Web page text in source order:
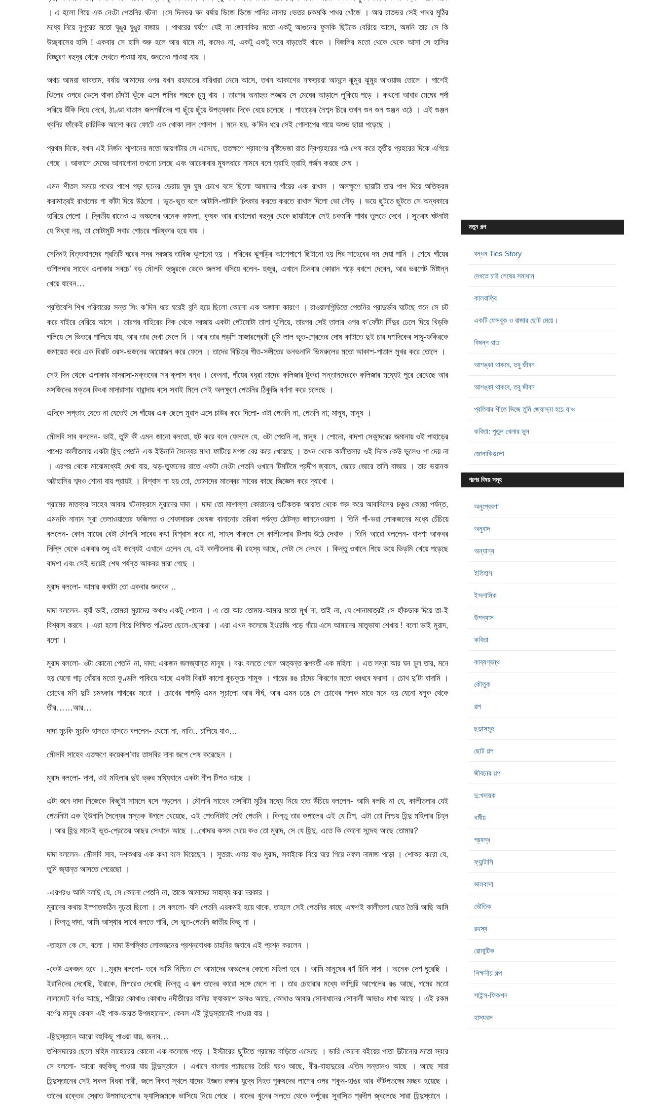
। এ হলো গিয়ে এক নেংটা পেতনির ঘটনা ।সে দিনভর ঘন বর্ষায় ভিজে ভিজে পানির নালার ভেতর চকমকি পাথর খোঁজে । আর রাতভর সেই পাথর মুঠির
মধ্যে নিয়ে নূপুরের মতো ঘুঙুর ঘুঙুর বাজায় । পাথরের ঘর্ষণে যেই না জোনাকির মতো একটু আগুনের ফুলকি ছিটকে বেরিয়ে আসে, অমনি তার সে কি
উচ্ছ্বাসের হাসি ! একবার সে হাসি শুরু হলে আর থামে না, কমেও না, একটু একটু করে বাড়তেই থাকে । বিজলির মতো থেকে থেকে আসা সে হাসির
বিচ্ছুরণ বহুদূর থেকে দেখতে পাওয়া যায়, শুনতেও পাওয়া যায় ।
অথচ আমরা ভাবতাম, বর্ষায় আমাদের ওপর যখন রহমতের বারিধারা নেমে আসে, তখন আকাশের নক্ষত্ররা আনন্দে ঝুমুর ঝুমুর আওয়াজ তোলে । পাশেই
ঝিলের ওপরে ভেসে থাকা চাঁদটা ঝুঁকে এসে পানির পদ্মকে চুমু খায় । তারপর অনাহুত লজ্জায় সে মেঘের আড়ালে লুকিয়ে পড়ে । কখনো আবার মেঘের পর্দা
সরিয়ে উঁকি দিয়ে দেখে, ঠাণ্ডা বাতাস জলপরীদের গা ছুঁয়ে ছুঁয়ে উপত্যকার দিকে ধেয়ে চলেছে । পাহাড়ের নৈশব্দ চিরে তখন গুন গুন গুঞ্জন ওঠে । এই গুঞ্জন
ধ্বনির ফাঁকেই চারিদিক আলো করে ফোটে এক থোকা লাল গোলাপ । মনে হয়, ক’দিন ধরে সেই গোলাপের গায়ে অশুভ ছায়া পড়েছে ।
প্রথম দিকে, যখন এই নির্জন শ্মশানের মতো জায়গাটায় সে এসেছে, ততক্ষণে শ্রাবণের বৃষ্টিভেজা রাত দ্বিপ্রহরের পাঠ শেষ করে তৃতীয় প্রহরের দিকে এগিয়ে
গেছে । আকাশে মেঘের আনাগোনা তখনো চলছে এবং আরেকবার মুষলধারে নামবে বলে ত্রাহি ত্রাহি গর্জন করছে মেঘ ।
এমন শীতল সময়ে পথের পাশে গড়া ছনের ডেরায় ঘুম ঘুম চোখে বসে ছিলো আমাদের গাঁয়ের এক রাখাল । অলক্ষুণে ছায়াটা তার পাশ দিয়ে অতিক্রম
করামাত্রই রাখালের গা কাঁটা দিয়ে উঠলো । ভূত-ভূত বলে আটালি-পাটালি চিৎকার করতে করতে রাখাল দিলো ভো দৌড় । ভয়ে ছুটতে ছুটতে সে অন্ধকারে
হারিয়ে গেলো । দ্বিতীয় রাতেও এ অঞ্চলের অনেক কামলা, কৃষক আর রাখালেরা বহুদূর থেকে ছায়াটাকে সেই চকমকি পাথর তুলতে দেখে । সুতরাং ঘটনাটা
যে মিথ্যা নয়, তা মোটামুটি সবার গোচরে পরিষ্কার হয়ে যায় ।
সেদিনই বিত্তবানদের প্রতিটি ঘরের সদর দরজায় তাবিজ ঝুলানো হয় । গরিবের ঝুপড়ির আশেপাশে ছিটানো হয় পির সাহেবের দম দেয়া পানি । শেষে গাঁয়ের
তশিলদার সাহেব এলাকার সবচে’ বড় মৌলবি হুজুরকে ডেকে জলসা বসিয়ে বলেন- হুজুর, এখানে তিনবার কোরান পড়ে বখশে দেবেন, আর ভরপেট মিষ্টান্ন
খেয়ে যাবেন…
প্রতিবেশি শিখ পরিবারের সন্ত সিং ক’দিন ধরে ঘরেই বন্দি হয়ে ছিলো কোনো এক অজানা কারণে । রাওয়ালপিন্ডিতে পেতনির প্রাদুর্ভাব ঘটেছে শুনে সে চট
করে বাইরে বেরিয়ে আসে । তারপর বাহিরের দিক থেকে দরজায় একটা পেটমোটা তালা ঝুলিয়ে, তারপর সেই তালার ওপর ক’ফোঁটা সিঁদুর ঢেলে দিয়ে খিড়কি
গলিয়ে সে ভিতরে পালিয়ে যায়, আর তার দেখা মেলে নি । আর তার পড়শি মাজারপ্রেমী চুমি লাল ভূত-প্রেতের দোষ কাটাতে দুই চার দশদিকের সাধু-ফকিরকে
জমায়েত করে এক বিরাট ওরস-ভজনের আয়োজন করে ফেলে । তাদের বিচিত্র গীত-সঙ্গীতের ভনভনানি ভিমরুলের মতো আকাশ-পাতাল মুখর করে তোলে ।
সেই দিন থেকে এলাকার মাদরাসা-মক্তবের সব ক্লাস বন্ধ । কেননা, গাঁয়ের বধূরা তাদের কলিজার টুকরা সন্তানদেরকে কলিজার মধ্যেই পুরে রেখেছে আর
মসজিদের মক্তব কিংবা মাদারাসার বারান্দায় বসে সবাই মিলে সেই অলক্ষুণে পেতনির ঠিকুজি বর্ণনা করে চলেছে ।
এদিকে সপ্তাহ যেতে না যেতেই সে গাঁয়ের এক ছেলে মুরাদ এসে চাউর করে দিলো- ওটা পেতনি না, পেতনি না; মানুষ, মানুষ ।
মৌলবি সাব বললেন- ভাই, তুমি কী এমন জানো বলতো, হুট করে বলে ফেললে যে, ওটা পেতনি না, মানুষ । শোনো, বাদশা সেকান্দরের জমানায় ওই পাহাড়ের
পাশের কালীতলায় একটা হিন্দু পেতনি এক ইউনানি সৈন্যের মাথা ফাটিয়ে মগজ বের করে খেয়েছে । তখন থেকে কালীতলার ওই দিকে কেউ ভুলেও পা দেয় না
। এরপর থেকে মাঝেমধ্যেই দেখা যায়, ঝড়-তুফানের রাতে একটা নেংটা পেতনি ওখানে টিমটিমে প্রদীপ জ্বালে, জোরে জোরে তালি বাজায় । তার ভয়ানক
অট্টহাসির শব্দও শোনা যায় প্রায়ই । বিশ্বাস না হয় তো, তোমাদের মাতব্বর সাবের কাছে জিজ্ঞেস করে দ্যাখো ।
গ্রামের মাতব্বর সাহেব আবার ঘটনাক্রমে মুরাদের দাদা । দাদা তো মাশাল্লা কোরানের গুটিকতক আয়াত থেকে শুরু করে আবাবিলের চঞ্চুর কেচ্ছা পর্যন্ত,
এমনকি নানান সুরা তেলাওয়াতের ফজিলত ও শেফাদায়ক ভেষজ বানানোর তরিকা পর্যন্ত ঠোটস্ত জাননেওয়ালা । তিনি গাঁ-ভরা লোকজনের মধ্যে চেঁচিয়ে
বললেন- কোন মায়ের বেটা মৌলবি সাবের কথা বিশ্বাস করে না, সাহস থাকলে সে কালীতলার টিলায় উঠে দেখাক । তিনি আরো বললেন- বাদশা আকবর
দিল্লি থেকে একবার শুধু এই জন্যেই এখানে এলেন যে, এই কালীতলায় কী রহস্য আছে, সেটা সে দেখবে । কিন্তু ওখানে গিয়ে ভয়ে ভিড়মি খেয়ে পড়েছে
বাদশা এবং সেই ভয়েই শেষ পর্যন্ত আকবর মারা গেছে ।
মুরাদ বললো- আমার কথাটা তো একবার শুনবেন ..
দাদা বললেন- হ্যাঁ ভাই, তোমরা মুরাদের কথাও একটু শোনো । এ তো আর তোমার-আমার মতো মূর্খ না, তাই না, যে শোনামাত্রই সে হাঁকডাক দিয়ে তা-ই
বিশ্বাস করবে । এরা হলো গিয়ে শিক্ষিত পণ্ডিত ছেলে-ছোকরা । এরা এখন কলেজে ইংরেজি পড়ে গাঁয়ে এসে আমাদের মাতৃভাষা শেখায় ! বলো ভাই মুরাদ,
বলো ।
মুরাদ বললো- ওটা কোনো পেতনি না, দাদা; একজন জলজ্যান্ত মানুষ । বরং বলতে গেলে অত্যন্ত রূপবতী এক মহিলা । এত লম্বা আর ঘন চুল তার, মনে
হয় যেনো গাঢ় ধোঁয়ার মতো কুণ্ডলি পাকিয়ে আছে একটা বিরাট কালো কুচকুচে শামুক । গায়ের রঙ চাঁদের কিরণের মতো ধবধবে ফরসা । চোখ দু’টা বাদামি ।
চোখের মণি দুটি চমৎকার পাথরের মতো । চোখের পাপড়ি এমন সূচালো আর দীর্ঘ, আর এমন ঢঙে সে চোখের পলক মারে মনে হয় যেনো ধনুক থেকে
তীর……আর…
দাদা মুচকি মুচকি হাসতে হাসতে বললেন- থেমো না, নাতি.. চালিয়ে যাও…
মৌলবি সাহেব এতক্ষণে কয়েকশ’বার তাসবির দানা জপে শেষ করেছেন ।
মুরাদ বললো- দাদা, ওই মহিলার দুই ভ্রুর মধ্যিখানে একটা নীল টিপও আছে ।
এটা শুনে দাদা নিজেকে কিছুটা সামলে বসে পড়লেন । মৌলবি সাহেব তসবিটা মুঠির মধ্যে নিয়ে হাত উঁচিয়ে বললেন- আমি বলছি না যে, কালীতলার যেই
পেতনিটা এক ই্উনানি সৈন্যের মস্তক উগলে খেয়েছে, এই পেতনিটাই সেই পেতনি । কিন্তু তার কপালের এই যে টিপ, এটা তো নিশ্চয় হিন্দু মহিলার চিহ্ন
। আর হিন্দু মানেই ভূত-প্রেতের আছর সেখানে আছে ।..খোদার কসম খেয়ে কও তো মুরাদ, সে যে হিন্দু, এতে কি কোনো সন্দেহ আছে তোমার?
দাদা বললেন- মৌলবি সাব, দশকথার এক কথা বলে দিয়েছেন । সুতরাং এবার যাও মুরাদ, সবাইকে নিয়ে ঘরে গিয়ে নফল নামাজ পড়ো । শোকর করো যে,
তুমি জ্যান্ত আসতে পেরেছো ।
-এরপরও আমি বলছি যে, সে কোনো পেতনি না, তাকে আমাদের সাহায্য করা দরকার ।
মুরাদের কথায় ইস্পাতকঠিন দৃঢ়তা ছিলো । সে বললো- যদি পেতনি এরকমই হয়ে থাকে, তাহলে সেই পেতনির কাছে এক্ষণই কালীতলা যেতে তৈরি আছি আমি
। কিন্তু দাদা, আমি আস্থার সাথে বলতে পারি, সে ভূত-পেতনি জাতীয় কিছু না ।
-তাহলে কে সে, বলো । দাদা উপস্থিত লোকজনের প্রশ্নবোধক চাহনির জবাবে এই প্রশ্ন করলেন ।
-কেউ একজন হবে ।..মুরাদ বললো- তবে আমি নিশ্চিত সে আমাদের অঞ্চলের কোনো মহিলা হবে । আমি মানুষের বর্ণ চিনি দাদা । অনেক দেশ ঘুরেছি ।
ইরানিদের দেখেছি, ইরাকে, মিশরেও দেখেছি কিন্তু এ রূপ তাদের কারো সঙ্গে মেলে না । তার চেহারার মধ্যে কাশ্মিরি আপেলের রঙ আছে, গমের মতো
লালমেটে বর্ণও আছে, শরীরের কোথাও কোথাও নদীতীরের বালির ফ্যাকাশে ভাবও আছে, কোথাও আবার সোনাধানের সোনালী আভাও মাখা আছে । এই রকম
বর্ণের মানুষ কেবল এই পাক-ভারত উপমহাদেশে, কেবল এই হিন্দুস্তানেই পাওয়া যায় ।
-হিন্দুস্তানে আরো বহুকিছু পাওয়া যায়, জনাব…
তশিলদারের ছেলে মহিম লাহোরের কোনো এক কলেজে পড়ে । ইস্টারের ছুটিতে গ্রামের বাড়িতে এসেছে । ভারি কোনো বইয়ের পাতা উল্টানোর মতো স্বরে
সে বললো- আরো বহুকিছু পাওয়া যায় হিন্দুস্তানে । এখানে বাংলার পচাছনের তৈরি ঘরও আছে, বীর-বাহাদুরের এতিম সন্তানও আছে । আছে সারা
হিন্দুস্তানের সেই সকল বিধবা নারী, জলে কিংবা স্থলে যাদের ইজ্জত রক্ষার যুদ্ধে নিহত পুরুষদের লাশের ওপর শকুন-হাঙর আর কীটপতঙ্গের মচ্ছব হয়েছে ।
তাদের রক্তের স্রোত উপমাহদেশের ফ্যাসিজমকে ভাসিয়ে নিয়ে গেছে । যাদের খুনের সলতে থেকে কর্পুরের সুবাসিত প্রদীপ জ্বলেছে সারা হিন্দুস্তানে ।
নতুন গল্প
বন্ধন Ties Story
দেখতে চাই শেষের সমাধান
কালরাত্রি
একটি ফেসবুক ও রাজার ছোট মেয়ে।
বিষন্ন রাত
আশঙ্কা থাকবে, তবু জীবন
আশঙ্কা থাকবে, তবু জীবন
প্রতিবার শীতে ভিজে তুমি জ্যোস্না হয়ে যাও
কবিতা: পুতুল খেলার ভুল
জোনাকিগুলো
গল্পের বিষয় সমূহ
অনুপ্রেরণা
অনুবাদ
অন্যান্য
ইতিহাস
ইসলামিক
উপন্যাস
কবিতা
কাব্যগ্রন্থ
কৌতুক
গল্প
ছড়াসমূহ
ছোট গল্প
জীবনের গল্প
দু:খদায়ক
ধর্মীয়
প্রবন্ধ
ফ্যান্টাসি
ভালবাসা
ভৌতিক
রহস্য
রোমান্টিক
শিক্ষনীয় গল্প
সাইন্স-ফিকশন
হাস্যরস